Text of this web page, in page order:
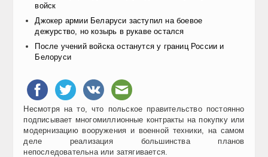
войск
Джокер армии Беларуси заступил на боевое
дежурство, но козырь в рукаве остался
После учений войска останутся у границ России и
Белоруси
Несмотря на то, что польское правительство постоянно
подписывает многомиллионные контракты на покупку или
модернизацию вооружения и военной техники, на самом
деле реализация большинства планов
непоследовательна или затягивается.